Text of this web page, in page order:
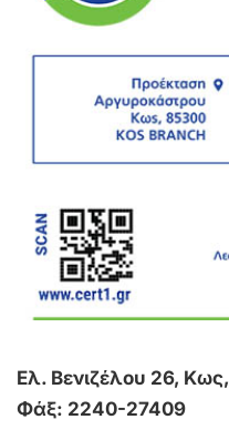
Ελ. Βενιζέλου 26, Κως,
Φάξ: 2240-27409